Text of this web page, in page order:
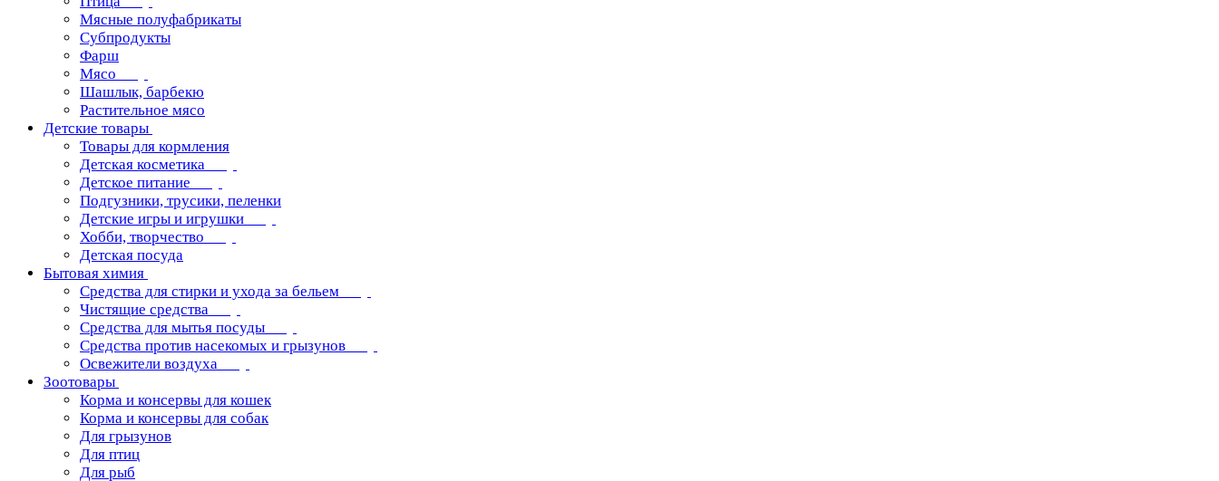
Мясные полуфабрикаты
Субпродукты
Фарш
Мясо
Шашлык, барбекю
Растительное мясо
Детские товары
Товары для кормления
Детская косметика
Детское питание
Подгузники, трусики, пеленки
Детские игры и игрушки
Хобби, творчество
Детская посуда
Бытовая химия
Средства для стирки и ухода за бельем
Чистящие средства
Средства для мытья посуды
Средства против насекомых и грызунов
Освежители воздуха
Зоотовары
Корма и консервы для кошек
Корма и консервы для собак
Для грызунов
Для птиц
Для рыб